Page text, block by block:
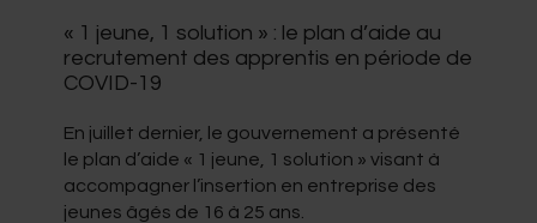
« 1 jeune, 1 solution » : le plan d’aide au
recrutement des apprentis en période de
COVID-19
En juillet dernier, le gouvernement a présenté
le plan d’aide « 1 jeune, 1 solution » visant à
accompagner l’insertion en entreprise des
jeunes âgés de 16 à 25 ans.